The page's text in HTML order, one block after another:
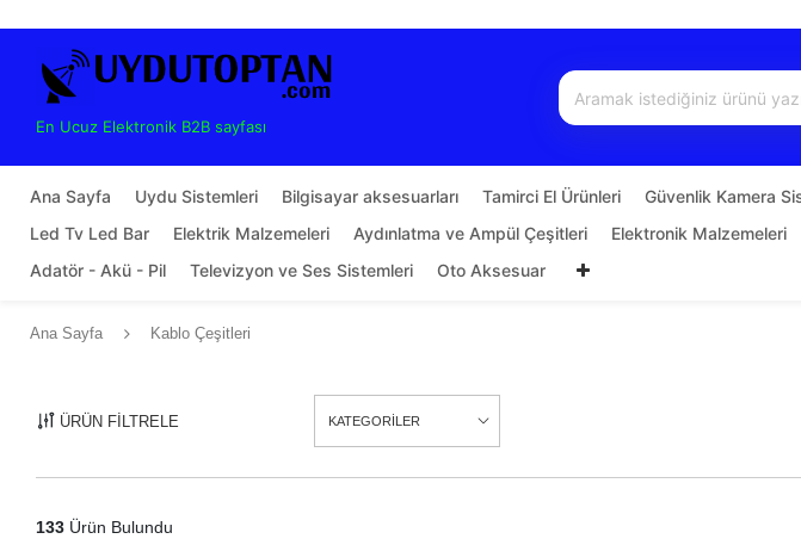
En Ucuz Elektronik B2B sayfası
Ana Sayfa Uydu Sistemleri Bilgisayar aksesuarları Tamirci El Ürünleri Güvenlik Kamera
Led Tv Led Bar
Elektrik Malzemeleri Aydınlatma ve Ampül Çeşitleri Elektronik Malzemeleri
Adatör - Akü - Pil
Televizyon ve Ses Sistemleri Oto Aksesuar
Ana Sayfa Kablo Çeşitleri
ÜRÜN FİLTRELE KATEGORİLER
133 Ürün Bulundu